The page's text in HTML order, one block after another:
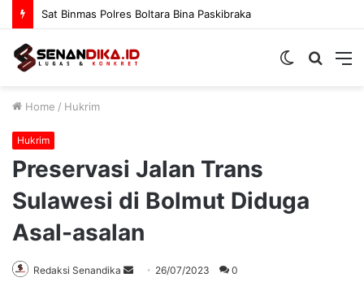
Search
Switch
Home / Hukrim
Hukrim
Preservasi Jalan Trans
Sulawesi di Bolmut Diduga
Asal-asalan
Redaksi Senandika
Send 26/07/2023 0